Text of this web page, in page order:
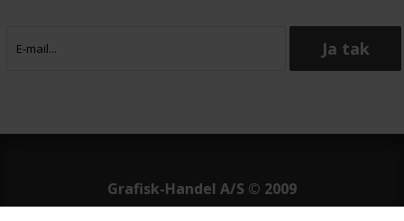
Grafisk-Handel A/S © 2009